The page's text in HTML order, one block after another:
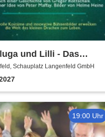
und Lilli - Das
Musical für die
Familie
Schauplatz Langenfeld GmbH
19:00 Uhr